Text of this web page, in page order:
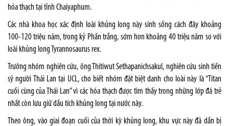
hóa thạch tại tỉnh Chaiyaphum.
Các nhà khoa học xác định loài khủng long này sinh sống cách đây khoảng
100-120 triệu năm, trong kỷ Phấn trắng, sớm hơn khoảng 40 triệu năm so với
loài khủng long Tyrannosaurus rex.
Trưởng nhóm nghiên cứu, ông Thitiwut Sethapanichsakul, nghiên cứu sinh tiến
sỹ người Thái Lan tại UCL, cho biết nhóm đặt biệt danh cho loài này là “Titan
cuối cùng của Thái Lan” vì các hóa thạch được tìm thấy trong những lớp đá trẻ
nhất còn lưu giữ dấu tích khủng long tại nước này.
Theo ông, vào giai đoạn cuối của thời kỳ khủng long, khu vực này đã dần bị